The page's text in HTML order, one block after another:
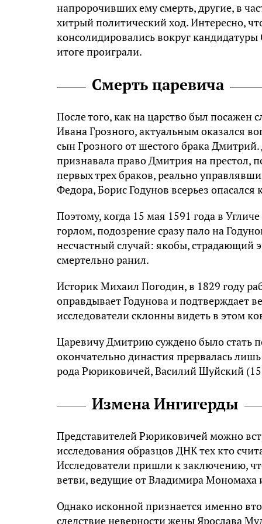
напророчивших ему смерть, другие, в
хитрый политический ход. Интересно,
консолидировались вокруг
итоге проиграли.
Смерть царевича
После того, как на царство был
Ивана Грозного, актуальным оказался
сын Грозного от шестого брака
признавала право Дмитрия на престол,
первых трех браков, реально
Федора, Борис Годунов всерьез опасался
Поэтому, когда 15 мая 1591 года в
горлом, подозрение сразу пало на
несчастный случай: якобы, страдающий
смертельно ранил.
Историк Михаил Погодин, в 1829 году
оправдывает Годунова и подтверждает
исследователи склонны видеть в этом
Царевичу Дмитрию суждено было стать
окончательно династия прервалась
рода Рюриковичей, Василий Шуйский
Измена Ингигерды
Представителей Рюриковичей можно
исследования образцов ДНК тех кто
Исследователи пришли к заключению,
ветви, ведущие от Владимира Мономаха
Однако исконной признается именно
следствие неверности жены Ярослава